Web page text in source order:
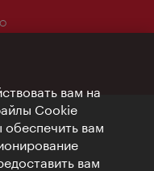
вам на
Cookie
вам
вам